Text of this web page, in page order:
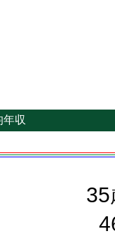
年収
35